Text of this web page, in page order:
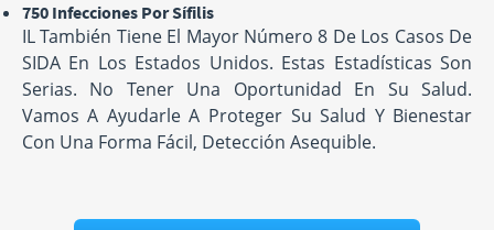
750 Infecciones Por Sífilis
IL También Tiene El Mayor Número 8 De Los Casos De
SIDA En Los Estados Unidos. Estas Estadísticas Son
Serias. No Tener Una Oportunidad En Su Salud.
Vamos A Ayudarle A Proteger Su Salud Y Bienestar
Con Una Forma Fácil, Detección Asequible.